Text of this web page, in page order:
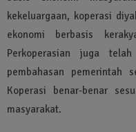
kekeluargaan, koperasi
ekonomi berbasis
Perkoperasian juga
pembahasan pemerintah
Koperasi benar-benar
masyarakat.